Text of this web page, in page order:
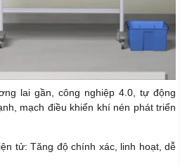
lai gần, công nghiệp 4.0, tự động
mạch điều khiển khí nén phát triển
tử: Tăng độ chính xác, linh hoạt, dễ